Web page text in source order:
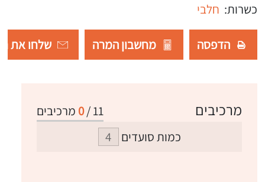
כשרות: חלבי
הדפסה מחשבון המרה שלחו את
11
/
0 מרכיבים מרכיבים
כמות סועדים